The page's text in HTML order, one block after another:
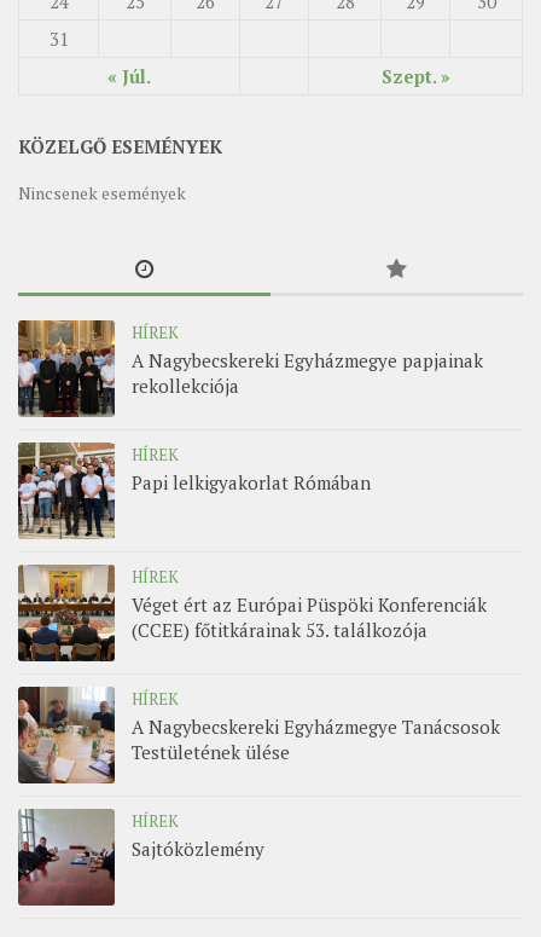
« Júl. Szept. »
31
KÖZELGŐ ESEMÉNYEK
Nincsenek események
HÍREK
A Nagybecskereki Egyházmegye papjainak
rekollekciója
HÍREK
Papi lelkigyakorlat Rómában
HÍREK
Véget ért az Európai Püspöki Konferenciák
(CCEE) főtitkárainak 53. találkozója
HÍREK
A Nagybecskereki Egyházmegye Tanácsosok
Testületének ülése
HÍREK
Sajtóközlemény